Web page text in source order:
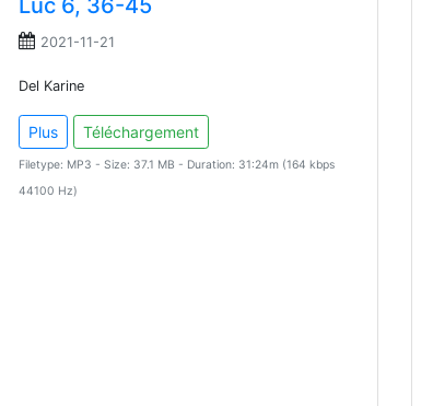
Luc 6, 36-45
2021-11-21
Del Karine
Plus Téléchargement
Filetype: MP3 - Size: 37.1 MB - Duration: 31:24m (164 kbps
44100 Hz)